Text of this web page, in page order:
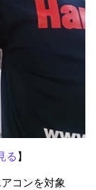
る 】
コンを対象